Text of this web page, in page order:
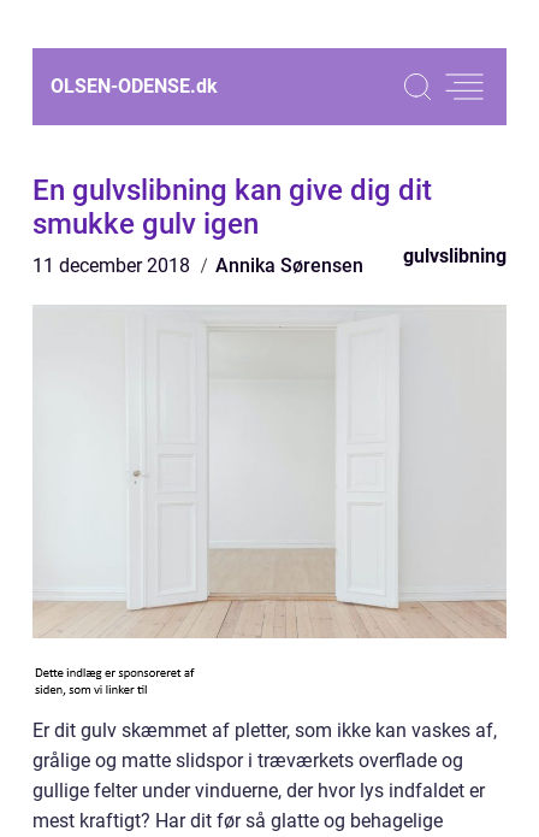
OLSEN-ODENSE.dk
En gulvslibning kan give dig dit
smukke gulv igen
11 december 2018 Annika Sørensen gulvslibning
Er dit gulv skæmmet af pletter, som ikke kan vaskes af,
grålige og matte slidspor i træværkets overflade og
gullige felter under vinduerne, der hvor lys indfaldet er
mest kraftigt? Har dit før så glatte og behagelige